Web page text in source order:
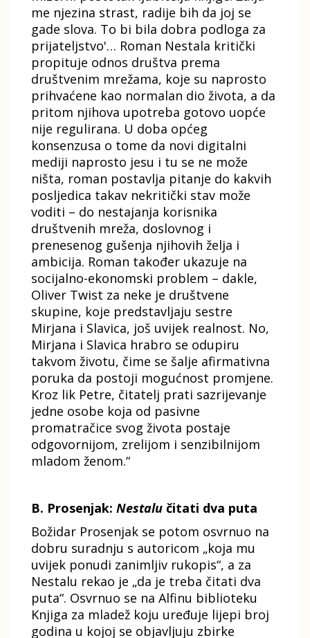
me njezina strast, radije bih da joj se
gade slova. To bi bila dobra podloga za
prijateljstvo'… Roman Nestala kritički
propituje odnos društva prema
društvenim mrežama, koje su naprosto
prihvaćene kao normalan dio života, a da
pritom njihova upotreba gotovo uopće
nije regulirana. U doba općeg
konsenzusa o tome da novi digitalni
mediji naprosto jesu i tu se ne može
ništa, roman postavlja pitanje do kakvih
posljedica takav nekritički stav može
voditi – do nestajanja korisnika
društvenih mreža, doslovnog i
prenesenog gušenja njihovih želja i
ambicija. Roman također ukazuje na
socijalno-ekonomski problem – dakle,
Oliver Twist za neke je društvene
skupine, koje predstavljaju sestre
Mirjana i Slavica, još uvijek realnost. No,
Mirjana i Slavica hrabro se odupiru
takvom životu, čime se šalje afirmativna
poruka da postoji mogućnost promjene.
Kroz lik Petre, čitatelj prati sazrijevanje
jedne osobe koja od pasivne
promatračice svog života postaje
odgovornijom, zrelijom i senzibilnijom
mladom ženom.“
B. Prosenjak: Nestalu čitati dva puta
Božidar Prosenjak se potom osvrnuo na
dobru suradnju s autoricom „koja mu
uvijek ponudi zanimljiv rukopis“, a za
Nestalu rekao je „da je treba čitati dva
puta“. Osvrnuo se na Alfinu biblioteku
Knjiga za mladež koju uređuje lijepi broj
godina u kojoj se objavljuju zbirke